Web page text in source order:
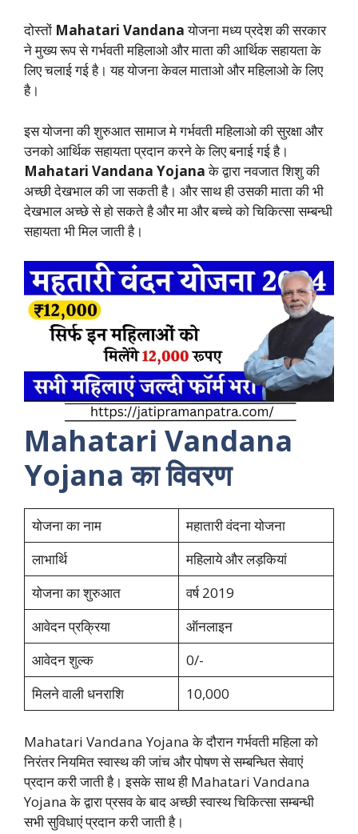
दोस्तों Mahatari Vandanaयोजना मध्य प्रदेश की सरकार
ने मुख्य रूप से गर्भवती महिलाओ और माता की आर्थिक सहायता के
लिए चलाई गई है। यह योजना केवल माताओ और महिलाओ के लिए
है।
इस योजना की शुरुआत सामाज मे गर्भवती महिलाओ की सुरक्षा और
उनको आर्थिक सहायता प्रदान करने के लिए बनाई गई है।
Mahatari Vandana Yojanaके द्वारा नवजात शिशु की
अच्छी देखभाल की जा सकती है। और साथ ही उसकी माता की भी
देखभाल अच्छे से हो सकते है और मा और बच्चे को चिकित्सा सम्बन्धी
सहायता भी मिल जाती है।
Mahatari Vandana
Yojana का विवरण
योजना का नाम
महातारी वंदना योजना
लाभार्थि
महिलाये और लड़कियां
योजना का शुरुआत
वर्ष 2019
आवेदन प्रक्रिया
ऑनलाइन
आवेदन शुल्क
0/-
मिलने वाली धनराशि
10,000
Mahatari Vandana Yojana के दौरान गर्भवती महिला को
निरंतर नियमित स्वास्थ की जांच और पोषण से सम्बन्धित सेवाएं
प्रदान करी जाती है। इसके साथ ही Mahatari Vandana
Yojana के द्वारा प्रसव के बाद अच्छी स्वास्थ चिकित्सा सम्बन्धी
सभी सुविधाएं प्रदान करी जाती है।